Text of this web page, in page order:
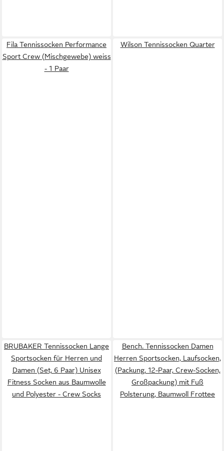
Fila Tennissocken Performance
Sport Crew (Mischgewebe) weiss
- 1 Paar
Wilson Tennissocken Quarter
BRUBAKER Tennissocken Lange
Sportsocken für Herren und
Damen (Set, 6 Paar) Unisex
Fitness Socken aus Baumwolle
und Polyester - Crew Socks
Bench. Tennissocken Damen
Herren Sportsocken, Laufsocken,
(Packung, 12-Paar, Crew-Socken,
Großpackung) mit Fuß
Polsterung, Baumwoll Frottee